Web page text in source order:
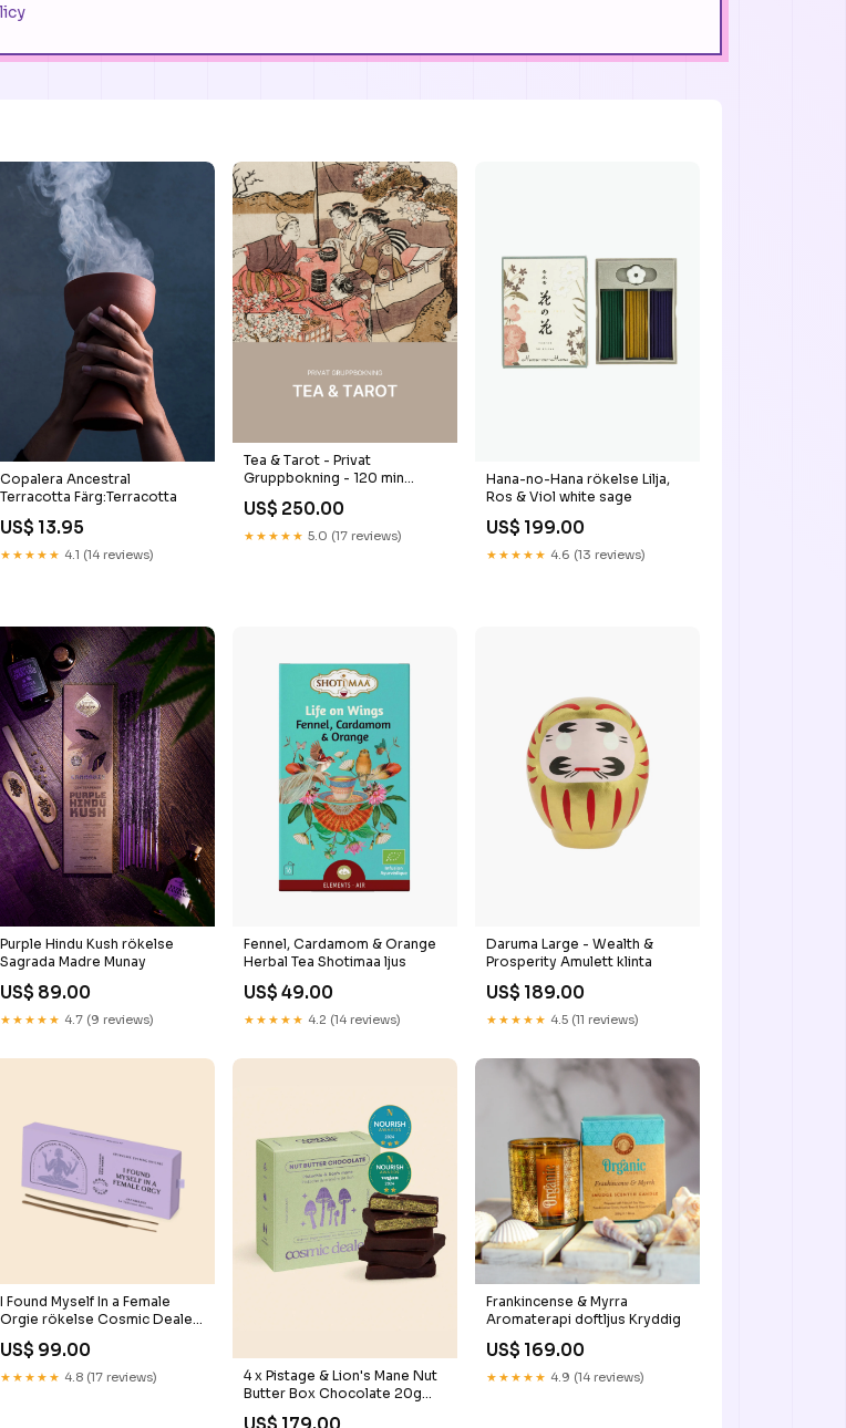
Copalera Ancestral
Terracotta Färg:Terracotta
US$ 13.95
★★★★★ 4.1 (14 reviews)
Tea & Tarot - Privat
Gruppbokning - 120 min
Kreativitet
US$ 250.00
★★★★★ 5.0 (17 reviews)
Hana-no-Hana rökelse Lilja,
Ros & Viol white sage
US$ 199.00
★★★★★ 4.6 (13 reviews)
Purple Hindu Kush rökelse
Sagrada Madre Munay
US$ 89.00
★★★★★ 4.7 (9 reviews)
Fennel, Cardamom & Orange
Herbal Tea Shotimaa ljus
US$ 49.00
★★★★★ 4.2 (14 reviews)
Daruma Large - Wealth &
Prosperity Amulett klinta
US$ 189.00
★★★★★ 4.5 (11 reviews)
I Found Myself In a Female
Orgie rökelse Cosmic Dealer
US$ 99.00
★★★★★ 4.8 (17 reviews)
4 x Pistage & Lion's Mane Nut
Butter Box Chocolate 20g
tarot
Frankincense & Myrra
Aromaterapi doftljus Kryddig
US$ 169.00
★★★★★ 4.9 (14 reviews)